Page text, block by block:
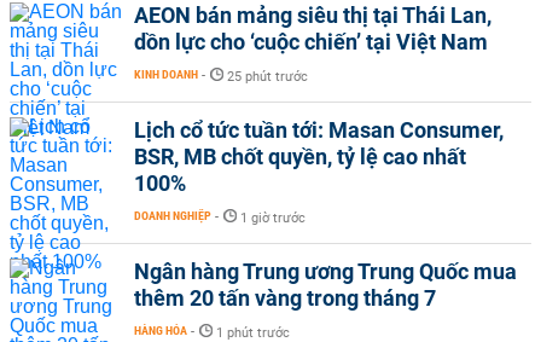
AEON bán mảng siêu thị tại Thái Lan,
dồn lực cho ‘cuộc chiến’ tại Việt Nam
KINH DOANH - 25 phút trước
Lịch cổ tức tuần tới: Masan Consumer,
BSR, MB chốt quyền, tỷ lệ cao nhất
100%
DOANH NGHIỆP - 1 giờ trước
Ngân hàng Trung ương Trung Quốc mua
thêm 20 tấn vàng trong tháng 7
HÀNG HÓA - 1 phút trước